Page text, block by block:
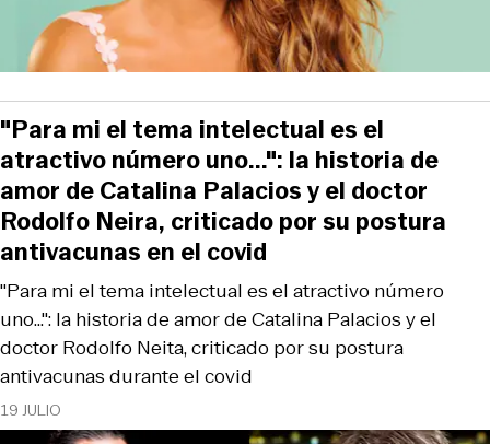
19 JULIO
"Para mi el tema intelectual es el atractivo número
uno...": la historia de amor de Catalina Palacios y el
doctor Rodolfo Neita, criticado por su postura
antivacunas durante el covid
"Para mi el tema intelectual es el
atractivo número uno...": la historia de
amor de Catalina Palacios y el doctor
Rodolfo Neira, criticado por su postura
antivacunas en el covid